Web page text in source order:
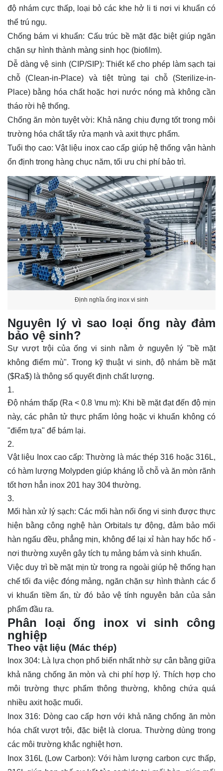
độ nhám cực thấp, loại bỏ các khe hở li ti nơi vi khuẩn có
thể trú ngụ.
Chống bám vi khuẩn: Cấu trúc bề mặt đặc biệt giúp ngăn
chặn sự hình thành màng sinh học (biofilm).
Dễ dàng vệ sinh (CIP/SIP): Thiết kế cho phép làm sạch tại
chỗ (Clean-in-Place) và tiệt trùng tại chỗ (Sterilize-in-
Place) bằng hóa chất hoặc hơi nước nóng mà không cần
tháo rời hệ thống.
Chống ăn mòn tuyệt vời: Khả năng chịu đựng tốt trong môi
trường hóa chất tẩy rửa mạnh và axit thực phẩm.
Tuổi thọ cao: Vật liệu inox cao cấp giúp hệ thống vận hành
ổn định trong hàng chục năm, tối ưu chi phí bảo trì.
Định nghĩa ống inox vi sinh
Nguyên lý vì sao loại ống này đảm
bảo vệ sinh?
Sự vượt trội của ống vi sinh nằm ở nguyên lý "bề mặt
không điểm mù". Trong kỹ thuật vi sinh, độ nhám bề mặt
($Ra$) là thông số quyết định chất lượng.
Độ nhám thấp (Ra < 0.8 \mu m): Khi bề mặt đạt đến độ mịn
này, các phân tử thực phẩm lỏng hoặc vi khuẩn không có
"điểm tựa" để bám lại.
Vật liệu Inox cao cấp: Thường là mác thép 316 hoặc 316L,
có hàm lượng Molypden giúp kháng lỗ chỗ và ăn mòn rãnh
tốt hơn hẳn inox 201 hay 304 thường.
Mối hàn xử lý sạch: Các mối hàn nối ống vi sinh được thực
hiện bằng công nghệ hàn Orbitals tự động, đảm bảo mối
hàn ngấu đều, phẳng mịn, không để lại xỉ hàn hay hốc hố -
nơi thường xuyên gây tích tụ mảng bám và sinh khuẩn.
Việc duy trì bề mặt mịn từ trong ra ngoài giúp hệ thống hạn
chế tối đa việc đóng mảng, ngăn chặn sự hình thành các ổ
vi khuẩn tiềm ẩn, từ đó bảo vệ tính nguyên bản của sản
phẩm đầu ra.
Phân loại ống inox vi sinh công
nghiệp
Theo vật liệu (Mác thép)
Inox 304: Là lựa chọn phổ biến nhất nhờ sự cân bằng giữa
khả năng chống ăn mòn và chi phí hợp lý. Thích hợp cho
môi trường thực phẩm thông thường, không chứa quá
nhiều axit hoặc muối.
Inox 316: Dòng cao cấp hơn với khả năng chống ăn mòn
hóa chất vượt trội, đặc biệt là clorua. Thường dùng trong
các môi trường khắc nghiệt hơn.
Inox 316L (Low Carbon): Với hàm lượng carbon cực thấp,